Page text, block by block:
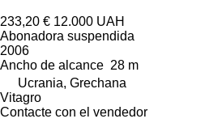
233,20 € 12.000 UAH
Abonadora suspendida
2006
Ancho de alcance 28 m
Ucrania, Grechana
Vitagro
Contacte con el vendedor